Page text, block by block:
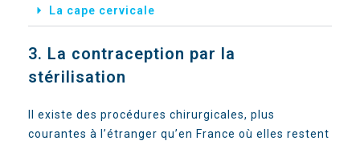
La cape cervicale
3. La contraception par la
stérilisation
Il existe des procédures chirurgicales, plus
courantes à l’étranger qu’en France où elles restent